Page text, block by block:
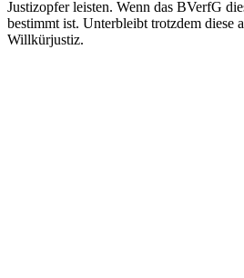
Justizopfer leisten. Wenn das BVerfG
bestimmt ist. Unterbleibt trotzdem diese
Willkürjustiz.